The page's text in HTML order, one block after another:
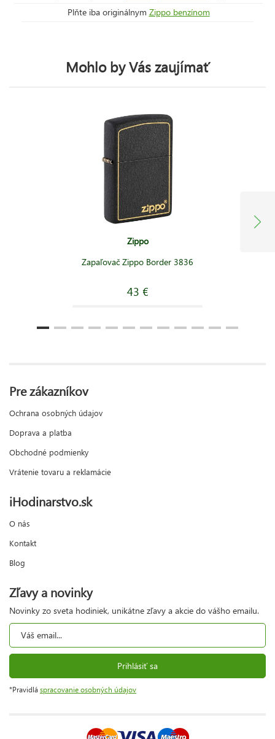
Plňte iba originálnym Zippo benzínom
Mohlo by Vás zaujímať
Zippo
Zapaľovač Zippo Border 3836
43 €
Pre zákazníkov
Ochrana osobných údajov
Doprava a platba
Obchodné podmienky
Vrátenie tovaru a reklamácie
iHodinarstvo.sk
O nás
Kontakt
Blog
Zľavy a novinky
Novinky zo sveta hodiniek, unikátne zľavy a akcie do vášho emailu.
Prihlásiť sa
*Pravidlá spracovanie osobných údajov